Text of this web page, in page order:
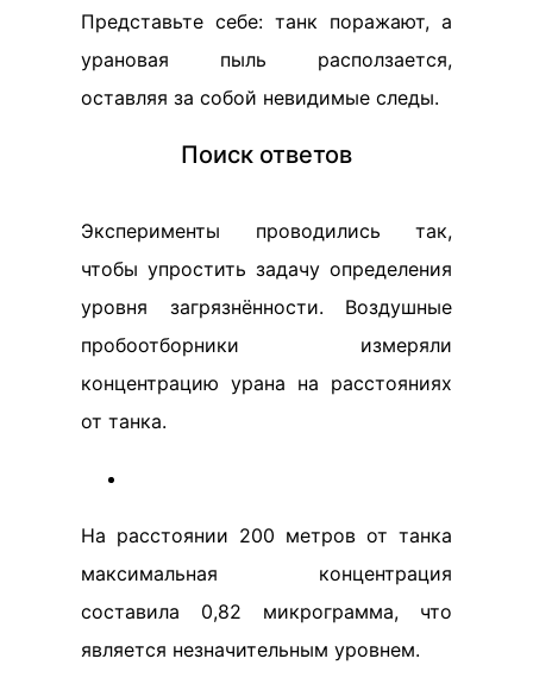
Представьте себе: танк поражают, а
урановая пыль расползается,
оставляя за собой невидимые следы.
Поиск ответов
Эксперименты проводились так,
чтобы упростить задачу определения
уровня загрязнённости. Воздушные
пробоотборники измеряли
концентрацию урана на расстояниях
от танка.
На расстоянии 200 метров от танка
максимальная концентрация
составила 0,82 микрограмма, что
является незначительным уровнем.